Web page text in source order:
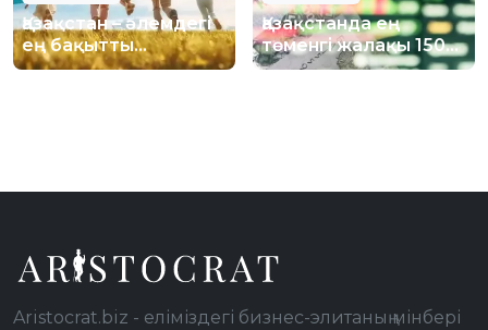
Қазақстан – әлемдегі
ең бақытты
елдердің тізімінде
Қазақстанда ең
төменгі жалақы 150
мың теңгеге дейін
Aristocrat.biz - еліміздегі бизнес-элитаның мінбері